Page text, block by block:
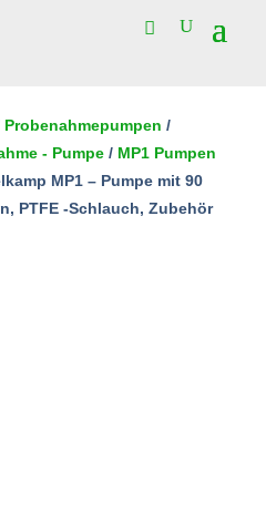
Probenahmepumpen /
- Pumpe/ MP1 Pumpen
MP1 – Pumpe mit 90
PTFE -Schlauch, Zubehör